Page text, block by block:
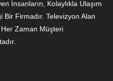
İnsanların, Kolaylıkla Ulaşım
Firmadır. Televizyon Alan
Zaman Müşteri